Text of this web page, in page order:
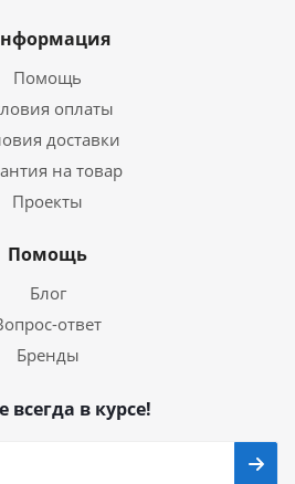
Помощь
оплаты
доставки
на товар
Проекты
Помощь
Блог
ответ
Бренды
всегда в курсе!